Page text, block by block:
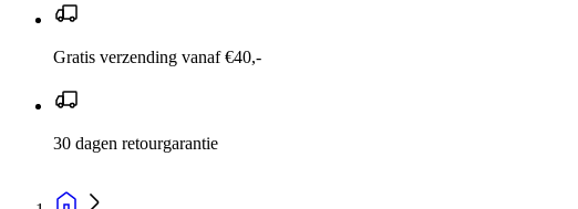
Gratis verzending vanaf €40,-
30 dagen retourgarantie